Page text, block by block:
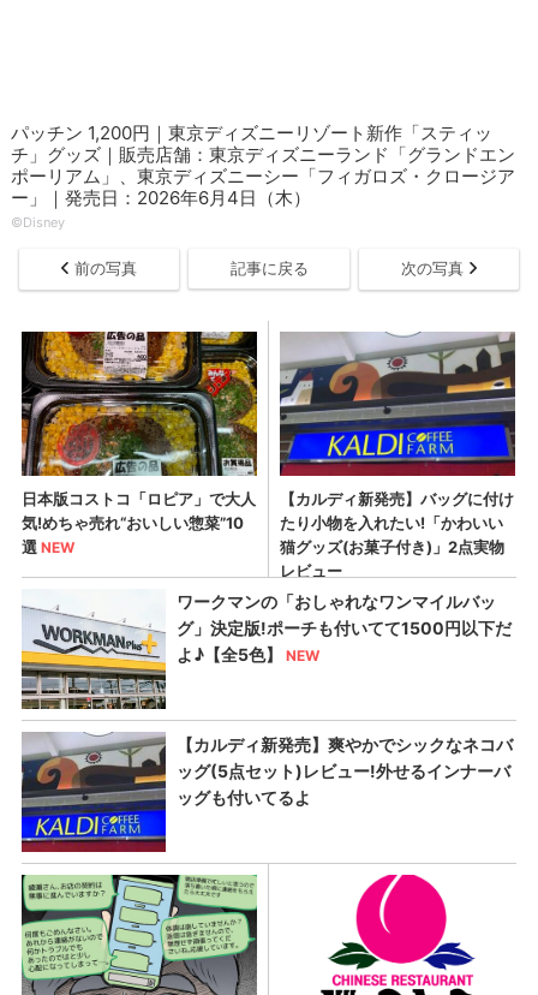
パッチン 1,200円｜東京ディズニーリゾート新作「スティッ
チ」グッズ｜販売店舗：東京ディズニーランド「グランドエン
ポーリアム」、東京ディズニーシー「フィガロズ・クロージア
ー」｜発売日：2026年6月4日（木）
©Disney
前の写真 記事に戻る 次の写真